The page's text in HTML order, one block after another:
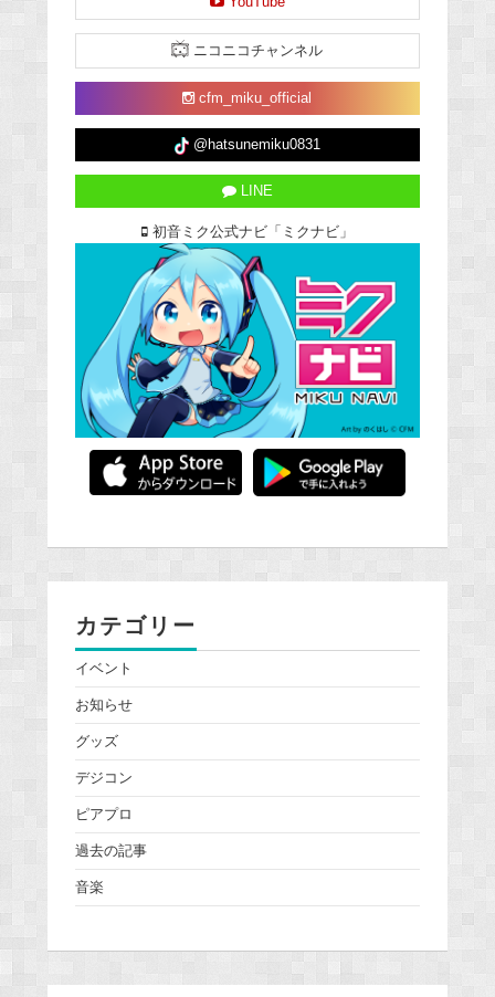
ニコニコチャンネル
cfm_miku_official
@hatsunemiku0831
LINE
初音ミク公式ナビ「ミクナビ」
カテゴリー
イベント
お知らせ
グッズ
デジコン
ピアプロ
過去の記事
音楽